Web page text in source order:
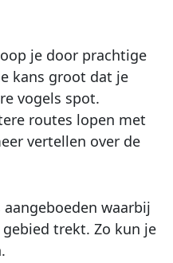
je door prachtige
kans groot dat je
vogels spot.
routes lopen met
vertellen over de
waarbij
trekt. Zo kun je